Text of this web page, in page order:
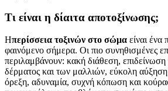
Τι είναι η δίαιτα αποτοξίνωσης;
Ηπερίσσεια τοξινών στο σώμα είναι
φαινόμενο σήμερα. Οι πιο συνηθισμένες
περιλαμβάνουν: κακή διάθεση,
δέρματος και των μαλλιών, εύκολη
όρεξη, αδυναμία, συχνή κόπωση και